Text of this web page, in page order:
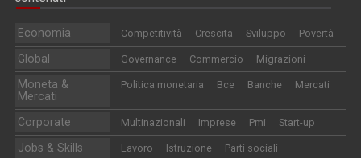
Economia Competitività Crescita Sviluppo Povertà
Global Governance Commercio Migrazioni
Moneta &
Mercati
Politica monetaria Bce Banche Mercati
Corporate Multinazionali Imprese Pmi Start-up
Jobs & Skills Lavoro Istruzione
Parti sociali